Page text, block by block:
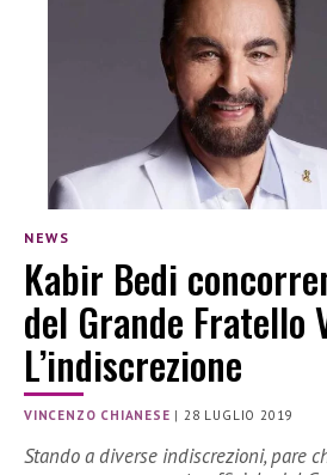
NEWS
Kabir Bedi
del Grande Fratello
L’indiscrezione
VINCENZO CHIANESE |28 LUGLIO 2019
Stando a diverse indiscrezioni, pare